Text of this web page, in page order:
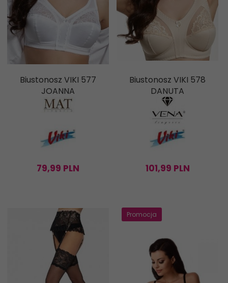
Biustonosz VIKI 577
JOANNA
79,99 PLN
Biustonosz VIKI 578
DANUTA
101,99 PLN
Promocja